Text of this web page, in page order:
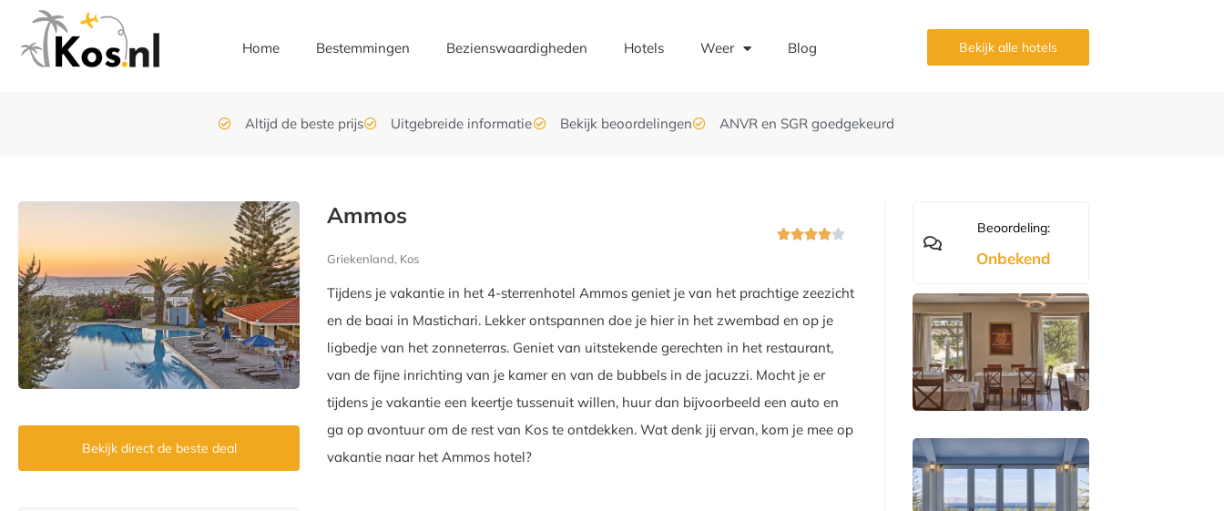
Home Bestemmingen Bezienswaardigheden Hotels Weer Blog Bekijk alle hotels
Altijd de beste prijs Uitgebreide informatie Bekijk beoordelingen ANVR en SGR goedgekeurd
Bekijk direct de beste deal
Ammos
Griekenland, Kos

Tijdens je vakantie in het 4-sterrenhotel Ammos geniet je van het prachtige zeezicht
en de baai in Mastichari. Lekker ontspannen doe je hier in het zwembad en op je
ligbedje van het zonneterras. Geniet van uitstekende gerechten in het restaurant,
van de fijne inrichting van je kamer en van de bubbels in de jacuzzi. Mocht je er
tijdens je vakantie een keertje tussenuit willen, huur dan bijvoorbeeld een auto en
ga op avontuur om de rest van Kos te ontdekken. Wat denk jij ervan, kom je mee op
vakantie naar het Ammos hotel?
Beoordeling:
Onbekend